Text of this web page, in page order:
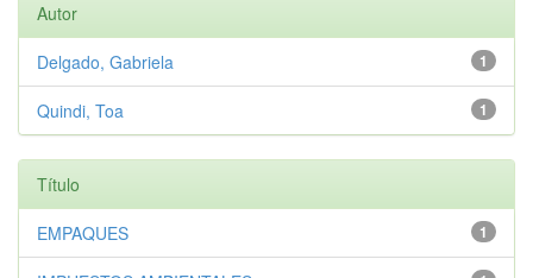
Autor
1
Delgado, Gabriela
1
Quindi, Toa
Título
1
EMPAQUES